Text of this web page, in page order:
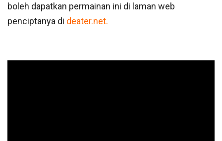
boleh dapatkan permainan ini di laman web
penciptanya di deater.net.